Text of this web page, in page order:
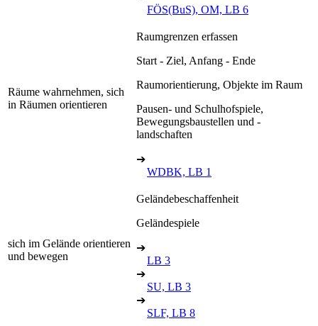
FÖS(BuS), OM, LB 6
Räume wahrnehmen, sich
in Räumen orientieren
Raumgrenzen erfassen
Start - Ziel, Anfang - Ende
Raumorientierung, Objekte im Raum
Pausen- und Schulhofspiele,
Bewegungsbaustellen und -
landschaften
➔
WDBK, LB 1
sich im Gelände orientieren
und bewegen
Geländebeschaffenheit
Geländespiele
➔
LB 3
➔
SU, LB 3
➔
SLF, LB 8